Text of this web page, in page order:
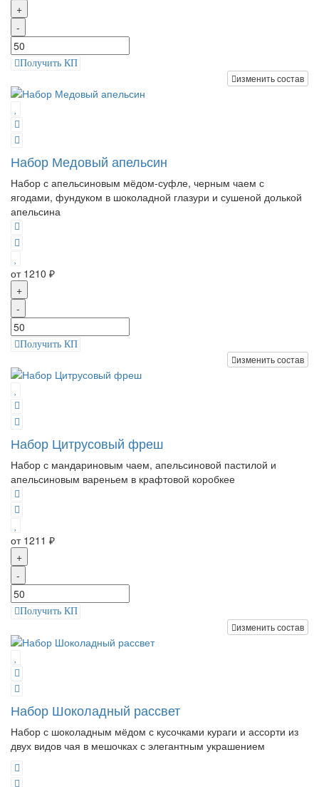
+
-
Получить КП
изменить состав
Набор Медовый апельсин
Набор с апельсиновым мёдом-суфле, черным чаем с
ягодами, фундуком в шоколадной глазури и сушеной долькой
апельсина
от 1210 ₽
+
-
Получить КП
изменить состав
Набор Цитрусовый фреш
Набор с мандариновым чаем, апельсиновой пастилой и
апельсиновым вареньем в крафтовой коробкее
от 1211 ₽
+
-
Получить КП
изменить состав
Набор Шоколадный рассвет
Набор с шоколадным мёдом с кусочками кураги и ассорти из
двух видов чая в мешочках с элегантным украшением